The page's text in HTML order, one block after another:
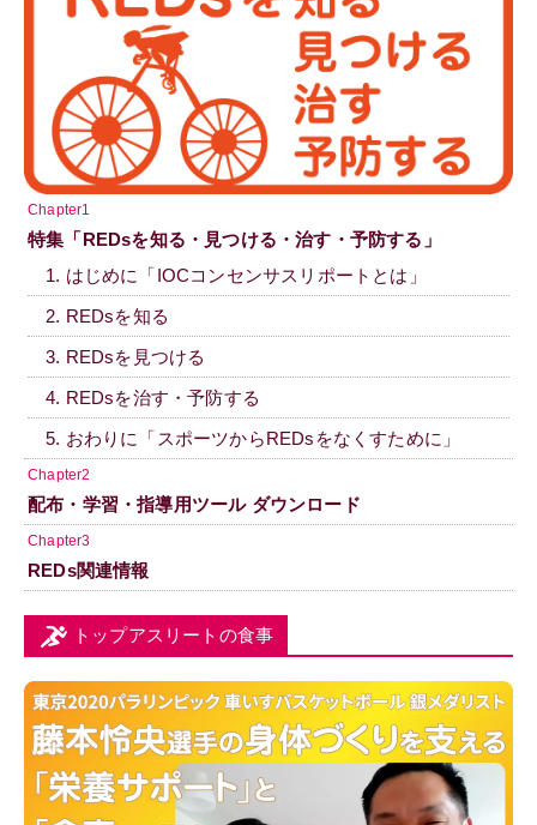
Chapter1
特集「REDsを知る・見つける・治す・予防する」
1. はじめに「IOCコンセンサスリポートとは」
2. REDsを知る
3. REDsを見つける
4. REDsを治す・予防する
5. おわりに「スポーツからREDsをなくすために」
Chapter2
配布・学習・指導用ツール ダウンロード
Chapter3
REDs関連情報
トップアスリートの食事